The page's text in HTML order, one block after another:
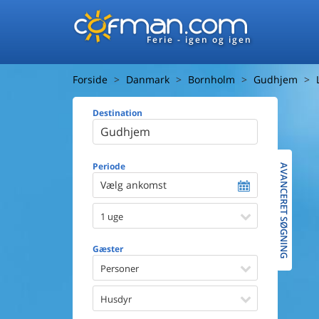
Ferie - igen og igen
Forside Danmark Bornholm Gudhjem
Destination
Periode
Vælg ankomst
1 uge
Gæster
Personer
Husdyr
Afstand til
Udsigt til
Faciliteter
Spa
AVANCERET SØGNING